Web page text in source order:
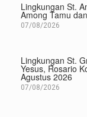
Lingkungan St.
Among Tamu
07/08/2026
Lingkungan St.
Yesus, Rosario
Agustus 2026
07/08/2026